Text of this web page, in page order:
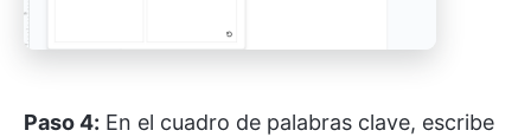
Paso 4: En el cuadro de palabras clave, escribe